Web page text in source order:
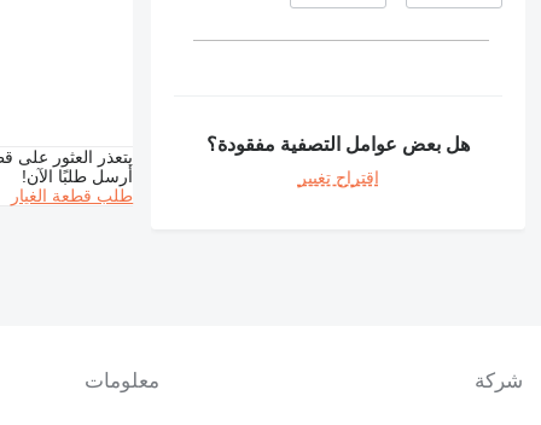
هل بعض عوامل التصفية مفقودة؟
اقتراح تغيير
يتعذر العثور على
أرسل طلبًا الآن!
طلب قطعة الغيار
شركة معلومات